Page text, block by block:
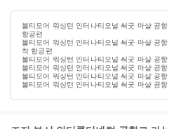
볼티모어 워싱턴 인터나티오널 써굿 마샬 공
항공편
볼티모어 워싱턴 인터나티오널 써굿 마샬 공
착 항공편
볼티모어 워싱턴 인터나티오널 써굿 마샬 공
볼티모어 워싱턴 인터나티오널 써굿 마샬 공
볼티모어 워싱턴 인터나티오널 써굿 마샬 공
볼티모어 워싱턴 인터나티오널 써굿 마샬 공